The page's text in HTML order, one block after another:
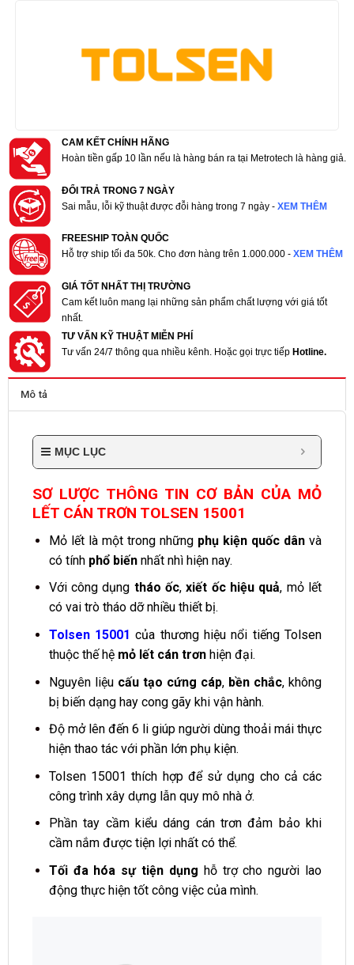
CAM KẾT CHÍNH HÃNG
Hoàn tiền gấp 10 lần nếu là hàng bán ra tại Metrotech là hàng giả.
ĐỔI TRẢ TRONG 7 NGÀY
Sai mẫu, lỗi kỹ thuật được đỗi hàng trong 7 ngày - XEM THÊM
FREESHIP TOÀN QUỐC
Hỗ trợ ship tối đa 50k. Cho đơn hàng trên 1.000.000 - XEM THÊM
GIÁ TỐT NHẤT THỊ TRƯỜNG
Cam kết luôn mang lại những sản phẩm chất lượng với giá tốt
nhất.
TƯ VẤN KỸ THUẬT MIỄN PHÍ
Tư vấn 24/7 thông qua nhiều kênh. Hoặc gọi trực tiếp Hotline.
Mô tả
MỤC LỤC
SƠ LƯỢC THÔNG TIN CƠ BẢN CỦA MỎ
LẾT CÁN TRƠN TOLSEN 15001
Mỏ lết là một trong nhữngphụ kiện quốc dân và
có tínhphổ biếnnhất nhì hiện nay.
Với công dụng tháo ốc,xiết ốc hiệu quả, mỏ lết
có vai trò tháo dỡ nhiều thiết bị.
Tolsen 15001 của thương hiệu nổi tiếng Tolsen
thuộc thế hệ mỏ lết cán trơnhiện đại.
Nguyên liệu cấu tạo cứng cáp,bền chắc, không
bị biến dạng hay cong gãy khi vận hành.
Độ mở lên đến 6 li giúp người dùng thoải mái thực
hiện thao tác với phần lớn phụ kiện.
Tolsen 15001 thích hợp để sử dụng cho cả các
công trình xây dựng lẫn quy mô nhà ở.
Phần tay cầm kiểu dáng cán trơn đảm bảo khi
cầm nắm được tiện lợi nhất có thể.
Tối đa hóa sự tiện dụng hỗ trợ cho người lao
động thực hiện tốt công việc của mình.